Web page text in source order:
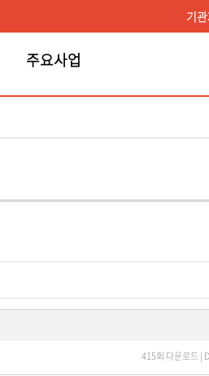
기
주요사업
415회 다운로드 |